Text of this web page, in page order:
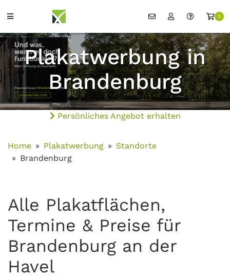
0
Plakatwerbung in
Brandenburg
Persönliches Angebot erhalten
Home Plakatwerbung
Standorte
Brandenburg
Alle Plakatflächen,
Termine & Preise für
Brandenburg an der
Havel